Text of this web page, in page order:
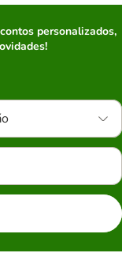
personalizados,